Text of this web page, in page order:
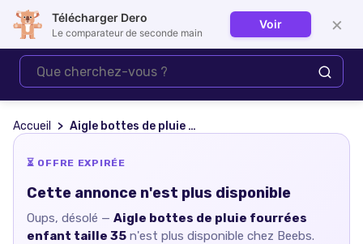
Se connecter
Accueil Aigle bottes de pluie fourrées enfant taille 35
⏳ OFFRE EXPIRÉE
Cette annonce n'est plus disponible
Oups, désolé — Aigle bottes de pluie fourrées
enfant taille 35 n'est plus disponible chez Beebs.
Télécharger Dero
Le comparateur de seconde main
Voir ×